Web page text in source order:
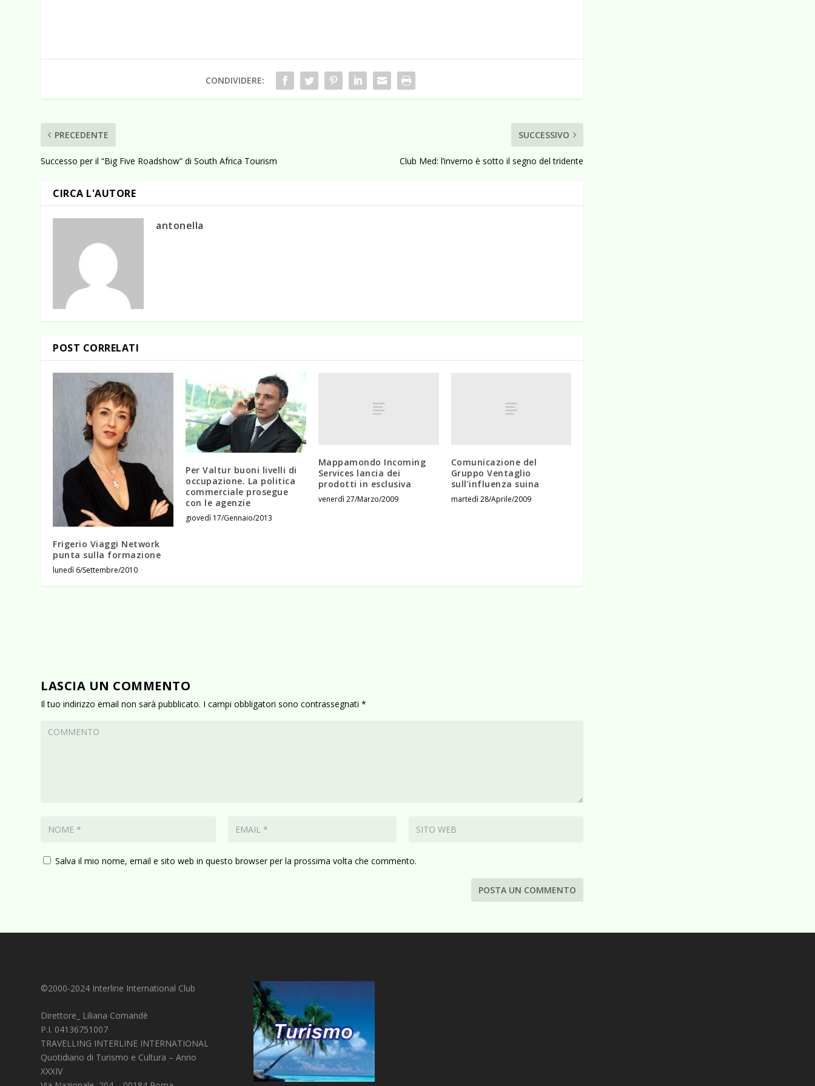
CONDIVIDERE:
PRECEDENTE
Successo per il “Big Five Roadshow” di South Africa Tourism
SUCCESSIVO
Club Med: l’inverno è sotto il segno del tridente
CIRCA L'AUTORE
antonella
POST CORRELATI
Frigerio Viaggi Network
punta sulla formazione
lunedì 6/Settembre/2010
Per Valtur buoni livelli di
occupazione. La politica
commerciale prosegue
con le agenzie
giovedì 17/Gennaio/2013
Mappamondo Incoming
Services lancia dei
prodotti in esclusiva
venerdì 27/Marzo/2009
Comunicazione del
Gruppo Ventaglio
sull’influenza suina
martedì 28/Aprile/2009
LASCIA UN COMMENTO
Il tuo indirizzo email non sarà pubblicato. I campi obbligatori sono contrassegnati*
Salva il mio nome, email e sito web in questo browser per la prossima volta che commento.
©2000-2024 Interline International Club
Direttore_ Liliana Comandè
P.I. 04136751007
TRAVELLING INTERLINE INTERNATIONAL
Quotidiano di Turismo e Cultura – Anno
XXXIV